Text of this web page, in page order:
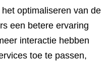
optimaliseren van de
een betere ervaring
interactie hebben
toe te passen,